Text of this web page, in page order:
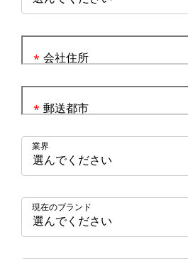
会社住所
*
郵送都市
*
業界
現在のブランド